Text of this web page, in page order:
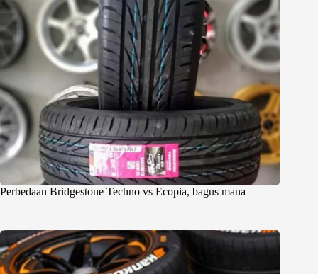
Perbedaan Bridgestone Techno vs Ecopia, bagus mana